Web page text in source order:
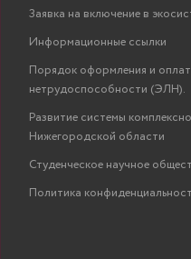
Заявка на включение в
Информационные ссылки
Порядок оформления и
нетрудоспособности (ЭЛН).
Развитие системы
Нижегородской области
Студенческое научное
Политика